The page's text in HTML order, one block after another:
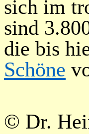
sich im
sind
die bis
Schöne
© Dr.